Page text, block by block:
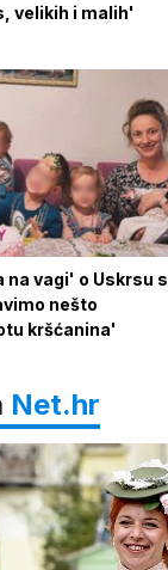
velikih i malih'
na vagi' o Uskrsu s
nešto
kršćanina'
Net.hr